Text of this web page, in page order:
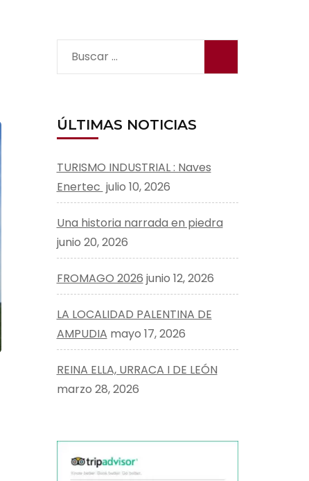
Buscar:
ÚLTIMAS NOTICIAS
TURISMO INDUSTRIAL : Naves
Enertec julio 10, 2026
Una historia narrada en piedra
junio 20, 2026
FROMAGO 2026 junio 12, 2026
LA LOCALIDAD PALENTINA DE
AMPUDIA mayo 17, 2026
REINA ELLA, URRACA I DE LEÓN
marzo 28, 2026